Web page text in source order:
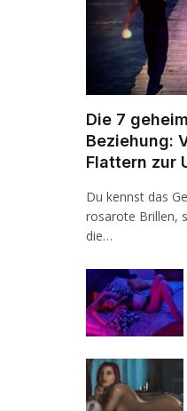
Die 7
Beziehung:
Flattern zur
Du kennst das
rosarote Brillen,
die…